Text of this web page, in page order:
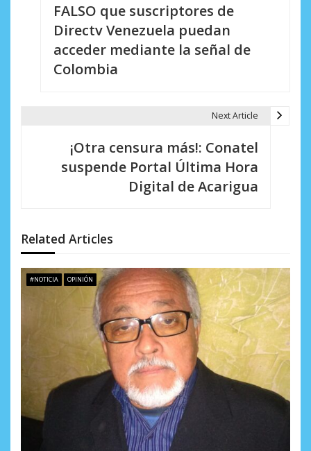
d
e
e
r
a
d
FALSO que suscriptores de
Directv Venezuela puedan
acceder mediante la señal de
Colombia
Next Article
¡Otra censura más!: Conatel
suspende Portal Última Hora
Digital de Acarigua
Related Articles
#NOTICIA OPINIÓN